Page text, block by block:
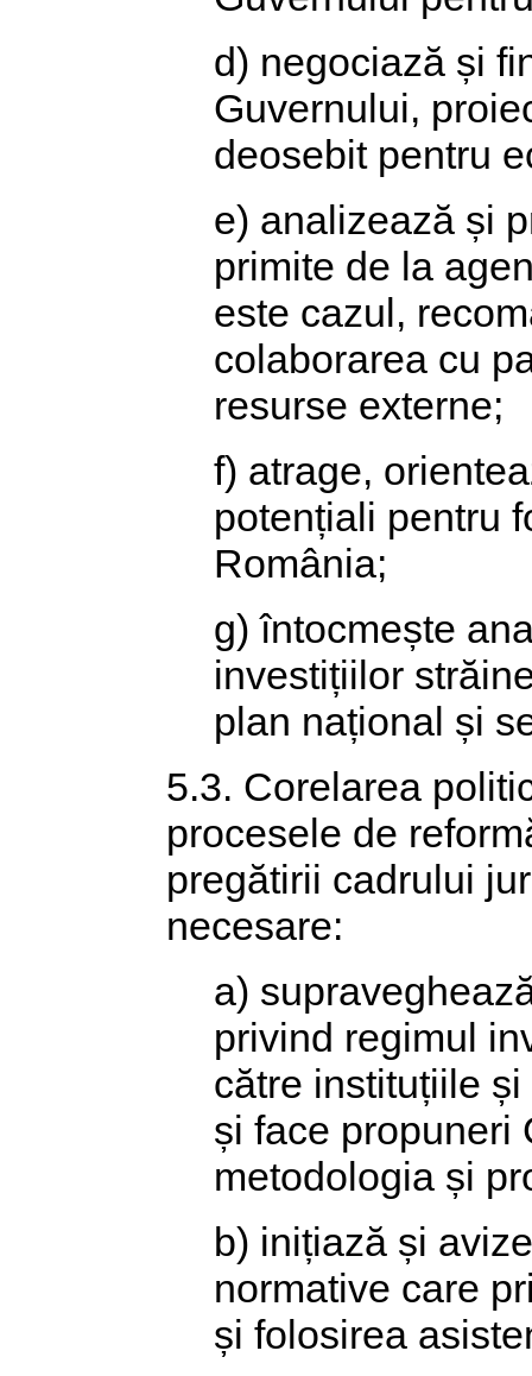
d) negociază și
Guvernului,
deosebit pentru
e) analizează și
primite de la
este cazul,
colaborarea cu
resurse externe;
f) atrage,
potențiali pentru
România;
g) întocmește
investițiilor
plan național și
5.3. Corelarea
procesele de
pregătirii cadrului
necesare:
a)
privind regimul
către instituțiile
și face propuneri
metodologia și
b) inițiază și
normative care
și folosirea